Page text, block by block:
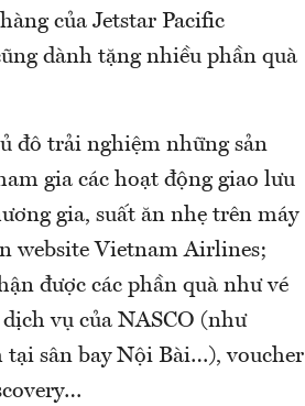
của Jetstar Pacific
dành tặng nhiều phần quà
đô trải nghiệm những sản
gia các hoạt động giao lưu
gia, suất ăn nhẹ trên máy
website Vietnam Airlines;
được các phần quà như vé
vụ của NASCO (như
tại sân bay Nội Bài…), voucher